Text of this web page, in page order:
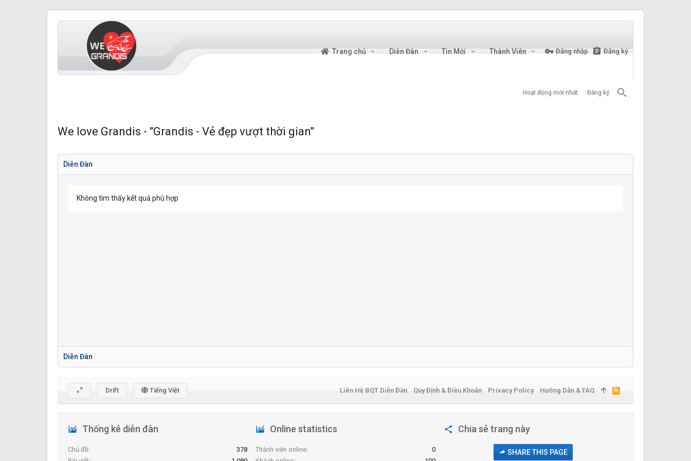
Trang chủ Diễn Đàn Tin Mới Thành Viên Đăng nhập Đăng ký
Hoạt động mới nhất Đăng ký
We love Grandis - "Grandis - Vẻ đẹp vượt thời gian"
Diễn Đàn
Không tìm thấy kết quả phù hợp
Diễn Đàn
Thống kê diễn đàn
Chủ đề
378
Online statistics
Thành viên online
0
Chia sẻ trang này
SHARE THIS PAGE
Drift Tiếng Việt Liên Hệ BQT Diễn Đàn Quy Định & Điều Khoản Privacy Policy Hướng Dẫn & FAQ
R
S
S